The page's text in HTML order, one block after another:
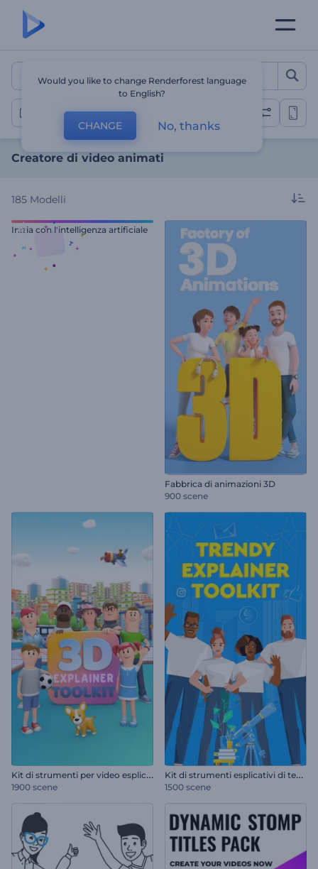
Creatore di video animati
Video di animazione
Creatore di video animati
185 Modelli
Inizia con l'intelligenza artificiale
Fabbrica di animazioni 3D
900 scene
K
it di strumenti per video esplicativi in 3D
1900 scene
K
it di strumenti esplicativi di tendenza
1500 scene
Would you like to change Renderforest language
to English?
CHANGE No, thanks